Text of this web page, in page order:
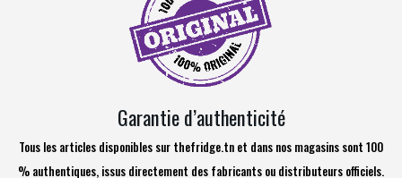
Garantie d’authenticité
Tous les articles disponibles sur thefridge.tn et dans nos magasins sont 100
% authentiques, issus directement des fabricants ou distributeurs officiels.